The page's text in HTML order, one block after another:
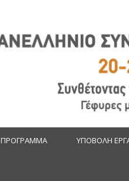
ΠΡΟΓΡΑΜΜΑ ΥΠΟΒΟΛΗ